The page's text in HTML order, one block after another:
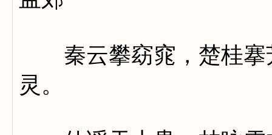
秦云攀窈窕，楚桂搴
灵。